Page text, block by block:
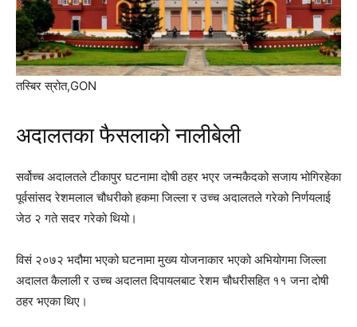
तस्बिर स्रोत,GON
अदालतका फैसलाको नालीबेली
सर्वोच्च अदालतले टीकापुर घटनामा दोषी ठहर भएर जन्मकैदको सजाय भोगिरहेका
पूर्वसांसद रेशमलाल चौधरीको हकमा जिल्ला र उच्च अदालतले गरेको निर्णयलाई
जेठ २ गते सदर गरेको थियो।
विसं २०७२ भदौमा भएको घटनामा मुख्य योजनाकार भएको अभियोगमा जिल्ला
अदालत कैलाली र उच्च अदालत दिपायलबाट रेशम चौधरीसहित ११ जना दोषी
ठहर भएका थिए।